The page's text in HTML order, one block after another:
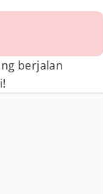
berjalan